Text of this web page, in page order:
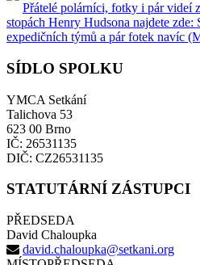
Přátelé polárníci, fotky i pár videí
stopách Henry Hudsona najdete
expedičních týmů a pár fotek navíc
SÍDLO SPOLKU
YMCA Setkání
Talichova 53
623 00 Brno
IČ: 26531135
DIČ: CZ26531135
STATUTÁRNÍ ZÁSTUPCI
PŘEDSEDA
David Chaloupka
david.chaloupka@setkani.org